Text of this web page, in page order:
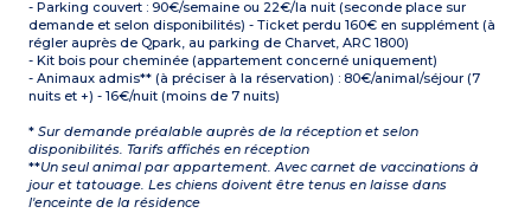
- Parking couvert : 90€/semaine ou 22€/la nuit (seconde place sur
demande et selon disponibilités) - Ticket perdu 160€ en supplément (à
régler auprès de Qpark, au parking de Charvet, ARC 1800)
- Kit bois pour cheminée (appartement concerné uniquement)
- Animaux admis** (à préciser à la réservation) : 80€/animal/séjour (7
nuits et +) - 16€/nuit (moins de 7 nuits)
*Sur demande préalable auprès de la réception et selon
disponibilités. Tarifs affichés en réception
**Un seul animal par appartement. Avec carnet de vaccinations à
jour et tatouage. Les chiens doivent être tenus en laisse dans
l'enceinte de la résidence